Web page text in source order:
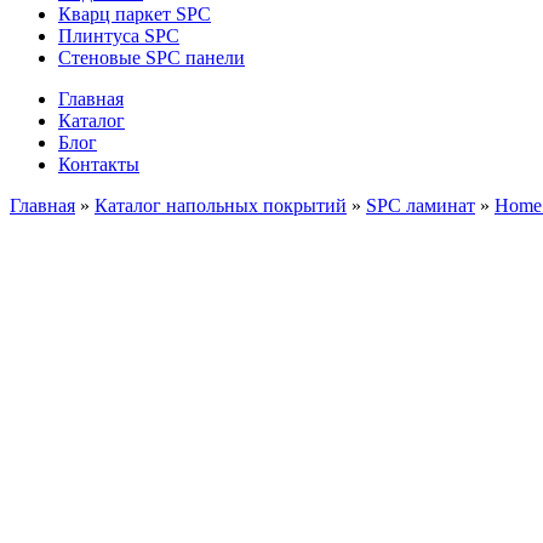
Кварц паркет SPC
Плинтуса SPC
Стеновые SPC панели
Главная
Каталог
Блог
Контакты
Главная » Каталог напольных покрытий » SPC ламинат »